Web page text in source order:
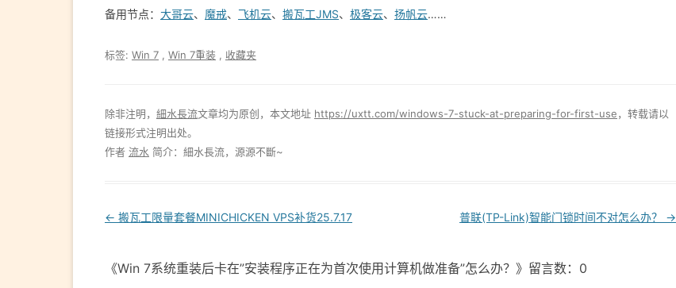
备用节点： 大哥云、 魔戒、 飞机云、 搬瓦工JMS、 极客云、 扬帆云……
标签: Win 7 Win 7重装 收藏夹
除非注明， 細水長流文章均为原创，本文地址 https://uxtt.com/windows-7-stuck-at-preparing-for-first-use，转载请以
链接形式注明出处。
作者 流水 简介：細水長流，源源不斷~
Post
← 搬瓦工限量套餐MINICHICKEN VPS补货25.7.17 普联(TP-Link)智能门锁时间不对怎么办？ →
《Win 7系统重装后卡在”安装程序正在为首次使用计算机做准备”怎么办？》留言数：0